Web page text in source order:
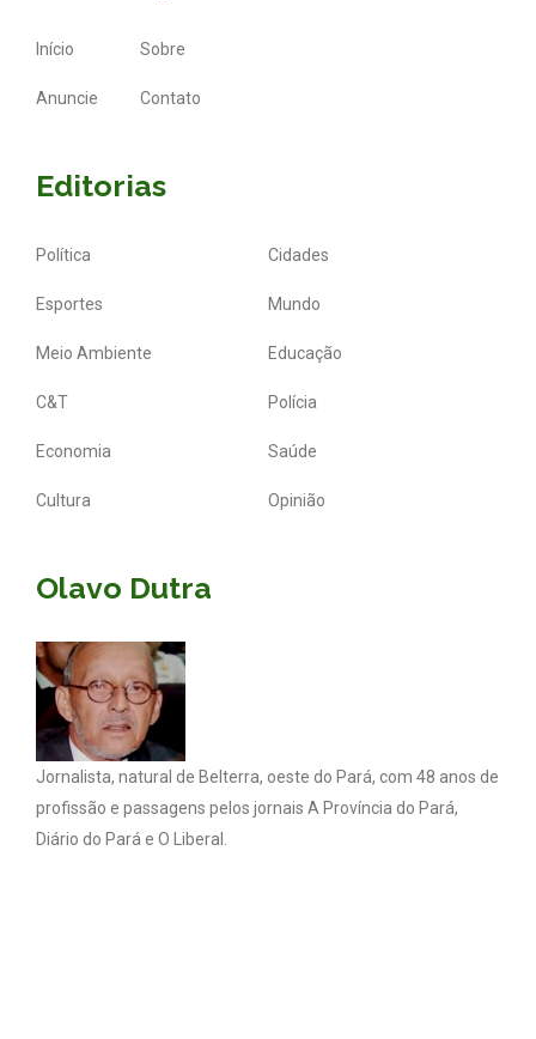
Início Sobre
Anuncie Contato
Editorias
Política Cidades
Esportes Mundo
Meio Ambiente Educação
C&T Polícia
Economia Saúde
Cultura Opinião
Olavo Dutra
Jornalista, natural de Belterra, oeste do Pará, com 48 anos de
profissão e passagens pelos jornais A Província do Pará,
Diário do Pará e O Liberal.